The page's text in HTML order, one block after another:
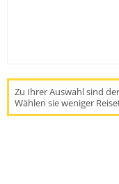
Zu Ihrer Auswahl sind
Wählen sie weniger